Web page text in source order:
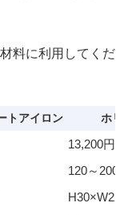
料に利用してくだ
トアイロン ホリ
13,200円
120～